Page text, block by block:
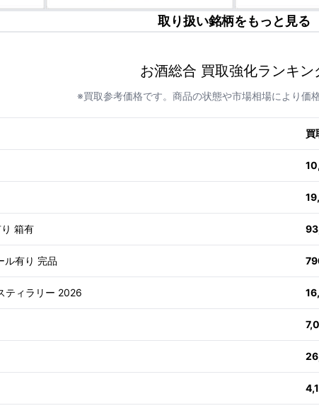
取り扱い銘柄をもっと見る
お酒総合 買取強化ランキン
※買取参考価格です。商品の状態や市場相場により価
買
箱有
ル有り 完品
ティラリー 2026